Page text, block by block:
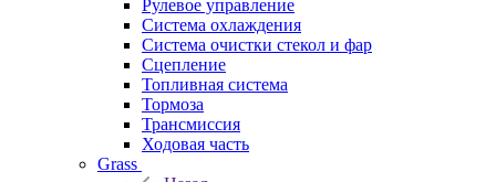
Рулевое управление
Система охлаждения
Система очистки стекол и фар
Сцепление
Топливная система
Тормоза
Трансмиссия
Ходовая часть
Grass